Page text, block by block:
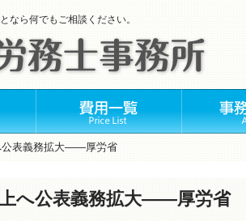
なら何でもご相談ください。
表義務拡大――厚労省
へ公表義務拡大――厚労省